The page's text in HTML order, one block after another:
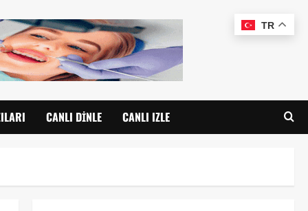
CANLI DINLE CANLI IZLE
TR